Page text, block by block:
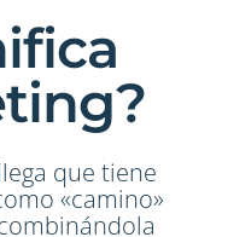
que tiene
«camino»